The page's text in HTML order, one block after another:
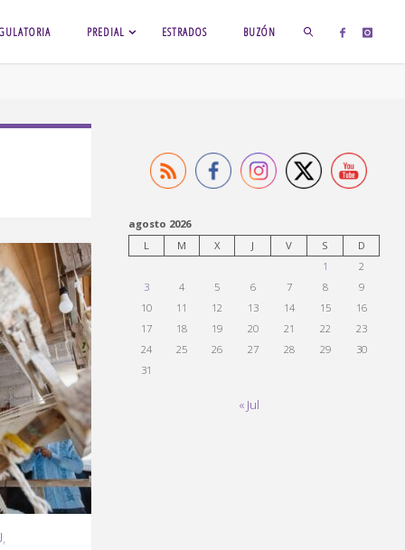
PREDIAL ESTRADOS BUZÓN
,
agosto 2026
L
M X J V S
D
1
2
3
4 5 6 7 8
9
10
11 12 13 14 15
16
17
18 19 20 21 22
23
24
25 26 27 28 29
30
31
« Jul